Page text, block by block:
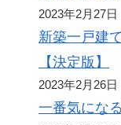
2023年2月27日
新築一戸建
【決定版】
2023年2月26日
一番気にな